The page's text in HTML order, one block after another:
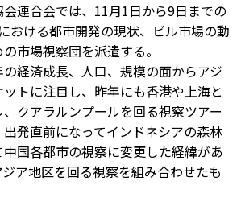
連合会では、11月1日から9日までの
おける都市開発の現状、ビル市場の動
市場視察団を派遣する。
経済成長、人口、規模の面からアジ
トに注目し、昨年にも香港や上海と
クアラルンプールを回る視察ツアー
発直前になってインドネシアの森林
国各都市の視察に変更した経緯があ
ア地区を回る視察を組み合わせたも